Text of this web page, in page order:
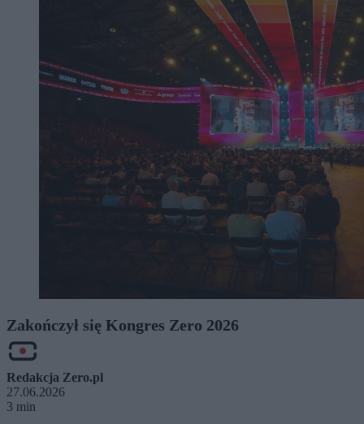
Zakończył się Kongres Zero 2026
Redakcja Zero.pl
27.06.2026
3 min